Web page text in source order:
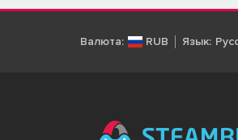
Валюта: RUB Язык: